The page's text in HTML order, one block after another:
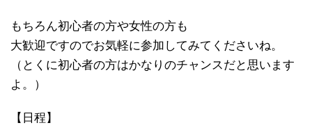
もちろん初心者の方や女性の方も
大歓迎ですのでお気軽に参加してみてくださいね。
（とくに初心者の方はかなりのチャンスだと思います
よ。）
【日程】